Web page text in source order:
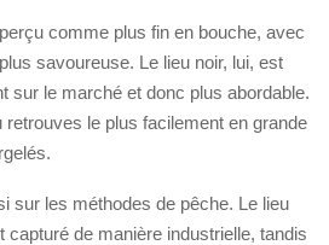
comme plus fin en bouche, avec
savoureuse. Le lieu noir, lui, est
sur le marché et donc plus abordable.
retrouves le plus facilement en grande
sur les méthodes de pêche. Le lieu
capturé de manière industrielle, tandis